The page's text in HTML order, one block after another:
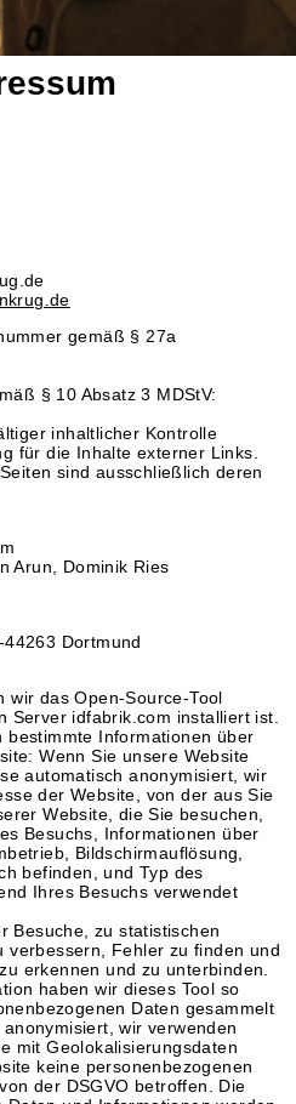
gemäß § 27a
§ 10 Absatz 3 MDStV:
inhaltlicher Kontrolle
für die Inhalte externer Links.
sind ausschließlich deren
Arun, Dominik Ries
Dortmund
wir das Open-Source-Tool
Server idfabrik.com installiert ist.
bestimmte Informationen über
Wenn Sie unsere Website
automatisch anonymisiert, wir
der Website, von der aus Sie
Website, die Sie besuchen,
Besuchs, Informationen über
Bildschirmauflösung,
befinden, und Typ des
Ihres Besuchs verwendet
Besuche, zu statistischen
verbessern, Fehler zu finden und
erkennen und zu unterbinden.
haben wir dieses Tool so
Daten gesammelt
wir verwenden
mit Geolokalisierungsdaten
keine personenbezogenen
der DSGVO betroffen. Die